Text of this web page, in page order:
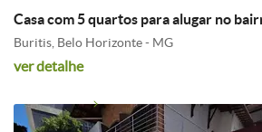
Casa com 5 quartos para alugar no
Buritis, Belo Horizonte - MG
ver detalhe